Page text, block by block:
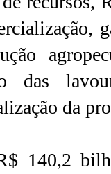
das
da
140,2